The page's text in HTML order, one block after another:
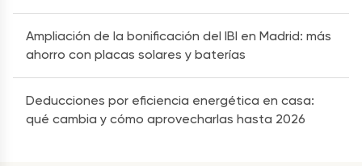
Ampliación de la bonificación del IBI en Madrid: más
ahorro con placas solares y baterías
Deducciones por eficiencia energética en casa:
qué cambia y cómo aprovecharlas hasta 2026